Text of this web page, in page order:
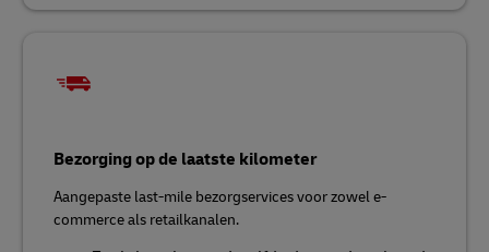
Bezorging op de laatste kilometer
Aangepaste last-mile bezorgservices voor zowel e-
commerce als retailkanalen.